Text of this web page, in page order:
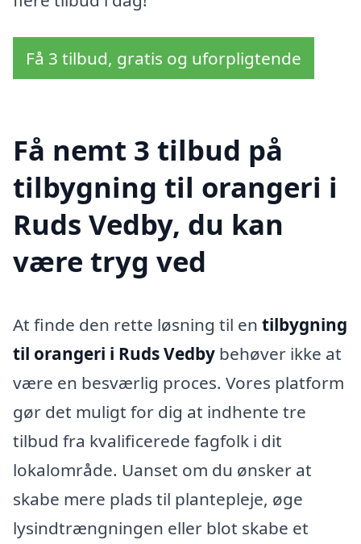
Få 3 tilbud, gratis og uforpligtende
Få nemt 3 tilbud på
tilbygning til orangeri i
Ruds Vedby, du kan
være tryg ved
At finde den rette løsning til en tilbygning
til orangeri i Ruds Vedby behøver ikke at
være en besværlig proces. Vores platform
gør det muligt for dig at indhente tre
tilbud fra kvalificerede fagfolk i dit
lokalområde. Uanset om du ønsker at
skabe mere plads til plantepleje, øge
lysindtrængningen eller blot skabe et